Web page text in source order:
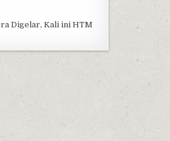
Digelar, Kali ini HTM